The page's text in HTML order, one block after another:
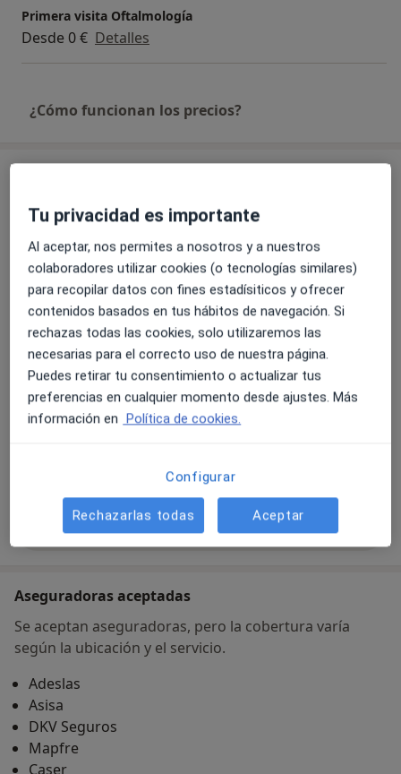
Primera visita Oftalmología
Desde 0 € Detalles
¿Cómo funcionan los precios?
Dirección 1 Dirección 2 Dirección 3
Clínica Badia
Calle Barcelona 12 (3º), Mataró08301
Ampliarse abre en una nueva
Disponibilidad
Este especialista no ofrece reserva online en esta
Mostrar más detalles
sobre la dirección
Aseguradoras aceptadas
Se aceptan aseguradoras, pero la cobertura varía
según la ubicación y el servicio.
Adeslas
Asisa
DKV Seguros
Mapfre
Caser
Tu privacidad es importante
Al aceptar, nos permites a nosotros y a nuestros
colaboradores utilizar cookies (o tecnologías similares)
para recopilar datos con fines estadísiticos y ofrecer
contenidos basados en tus hábitos de navegación. Si
rechazas todas las cookies, solo utilizaremos las
necesarias para el correcto uso de nuestra página.
Puedes retirar tu consentimiento o actualizar tus
preferencias en cualquier momento desde ajustes. Más
información en Política de cookies.
Configurar
Rechazarlas todas Aceptar